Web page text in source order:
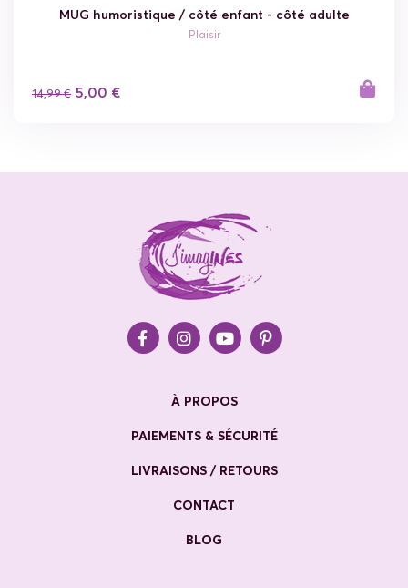
MUG humoristique / côté enfant - côté adulte
Plaisir
14,99 € 5,00 €
À PROPOS
PAIEMENTS & SÉCURITÉ
LIVRAISONS / RETOURS
CONTACT
BLOG